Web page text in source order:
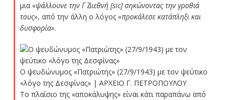
μια «ψάλλουνε την Γ΄ Διεθνή [sic] σηκώνοντας την γροθιά
τους», από την άλλη ο λόγος «προκάλεσε κατάπληξι και
δυσφορία».
Ο ψευδώνυμος «Πατριώτης» (27/9/1943) με τον ψεύτικο
«λόγο της Δεσφίνας» | ΑΡΧΕΙΟ Γ. ΠΕΤΡΟΠΟΥΛΟΥ
Το πλαίσιο της «αποκάλυψης» είναι κάτι παραπάνω από